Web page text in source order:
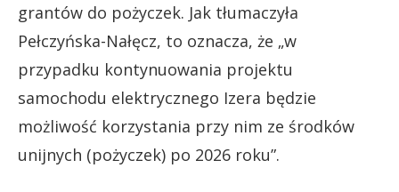
grantów do pożyczek. Jak tłumaczyła
Pełczyńska-Nałęcz, to oznacza, że „w
przypadku kontynuowania projektu
samochodu elektrycznego Izera będzie
możliwość korzystania przy nim ze środków
unijnych (pożyczek) po 2026 roku”.